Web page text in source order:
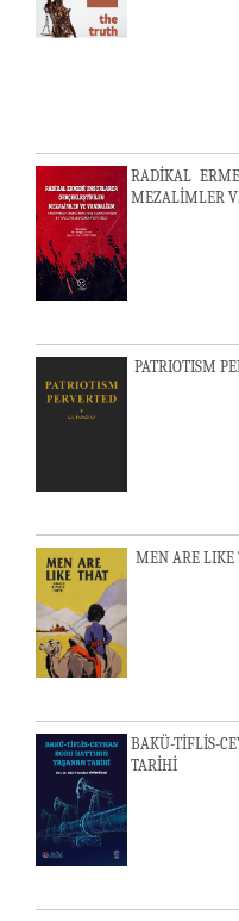
RADİKAL
MEZALİMLER
PATRIOTISM
MEN ARE LIKE
BAKÜ-TİFLİS-
TARİHİ